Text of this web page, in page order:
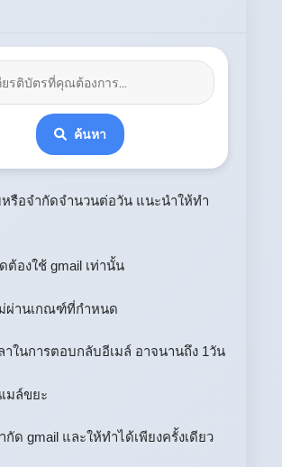
ค้นหา
หรือจำกัดจำนวนต่อวัน แนะนำให้ทำ
ต้องใช้ gmail เท่านั้น
ผ่านเกณฑ์ที่กำหนด
าในการตอบกลับอีเมล์ อาจนานถึง 1วัน
มล์ขยะ
กัด gmail และให้ทำได้เพียงครั้งเดียว